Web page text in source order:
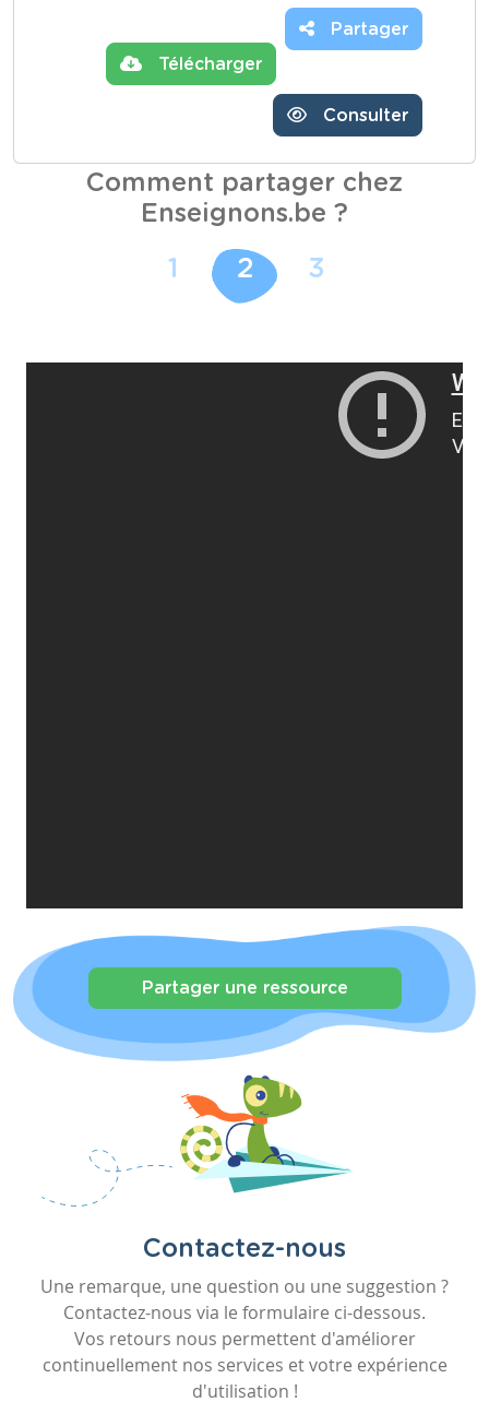
Télécharger
Partager
Consulter
Comment partager chez
Enseignons.be ?
1 2 3
Partager une ressource
Contactez-nous
Une remarque, une question ou une suggestion ?
Contactez-nous via le formulaire ci-dessous.
Vos retours nous permettent d'améliorer
continuellement nos services et votre expérience
d'utilisation !